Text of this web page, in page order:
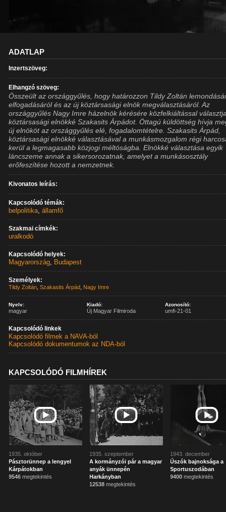
ADATLAP
Inzertszöveg:
Elhangzó szöveg:
Összeült az országgyűlés, hogy határozzon Tildy Zoltán
elfogadásáról és az új köztársasági elnök megválasztásáról. Az
országgyűlés Nagy Imre házelnök kérésére közfelkiáltással
köztársasági elnökké Szakasits Árpádot. Öttagú küldöttség hívja
új elnököt az országgyűlés elé, fogadalomtételre. Szakasits Árpád,
köztársasági elnökké választásával a munkásmozgalom régi
kerül a legmagasabb közjogi méltóságba. Elnökké választása egyik
láncszeme annak a sikersorozatnak, amelyet a munkásosztály
erőfeszítése hozott a nemzetnek.
Kivonatos leírás:
Kapcsolódó témák:
belpolitika,államfő
Szakmai címkék:
uralkodó
Kapcsolódó helyek:
Magyarország, Budapest
Személyek:
Tildy Zoltán ,Szakasits Árpád Nagy Imre
Nyelv:
magyar
Kiadó:
Új Magyar Filmiroda
Azonosító:
umfi-21-01
Kapcsolódó linkek
Kapcsolódó filmek a NAVA-ból
Kapcsolódó dokumentumok az NDA-ból
KAPCSOLÓDÓ FILMHÍREK
1935. október
Pásztorünnep a lengyel
Kárpátokban
9546 megtekintés
1935. szeptember
A kormányzói pár a magyar
anyák ünnepén
Harkányban
12538 megtekintés
1943. december
Úszók bajnoksága a
Sportuszodában
9400 megtekintés